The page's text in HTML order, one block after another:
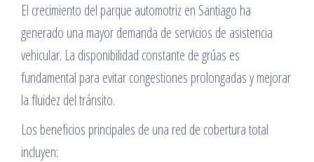
El crecimiento del parque automotriz en Santiago ha
generado una mayor demanda de servicios de asistencia
vehicular. La disponibilidad constante de grúas es
fundamental para evitar congestiones prolongadas y mejorar
la fluidez del tránsito.
Los beneficios principales de una red de cobertura total
incluyen: